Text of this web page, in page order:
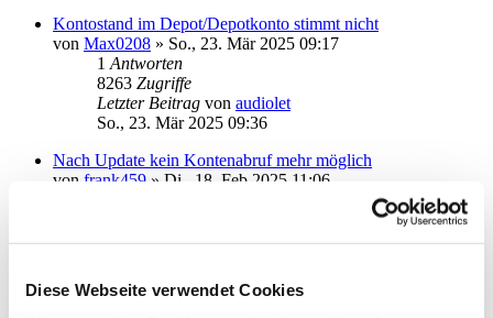
Diese Webseite verwendet Cookies
Kontostand im Depot/Depotkonto stimmt nicht
von Max0208 » So., 23. Mär 2025 09:17
1 Antworten
8263 Zugriffe
Letzter Beitrag von audiolet
So., 23. Mär 2025 09:36
Nach Update kein Kontenabruf mehr möglich
von frank459 » Di., 18. Feb 2025 11:06
Letzter BeitragvonWolf21
USB Chipkartenleser